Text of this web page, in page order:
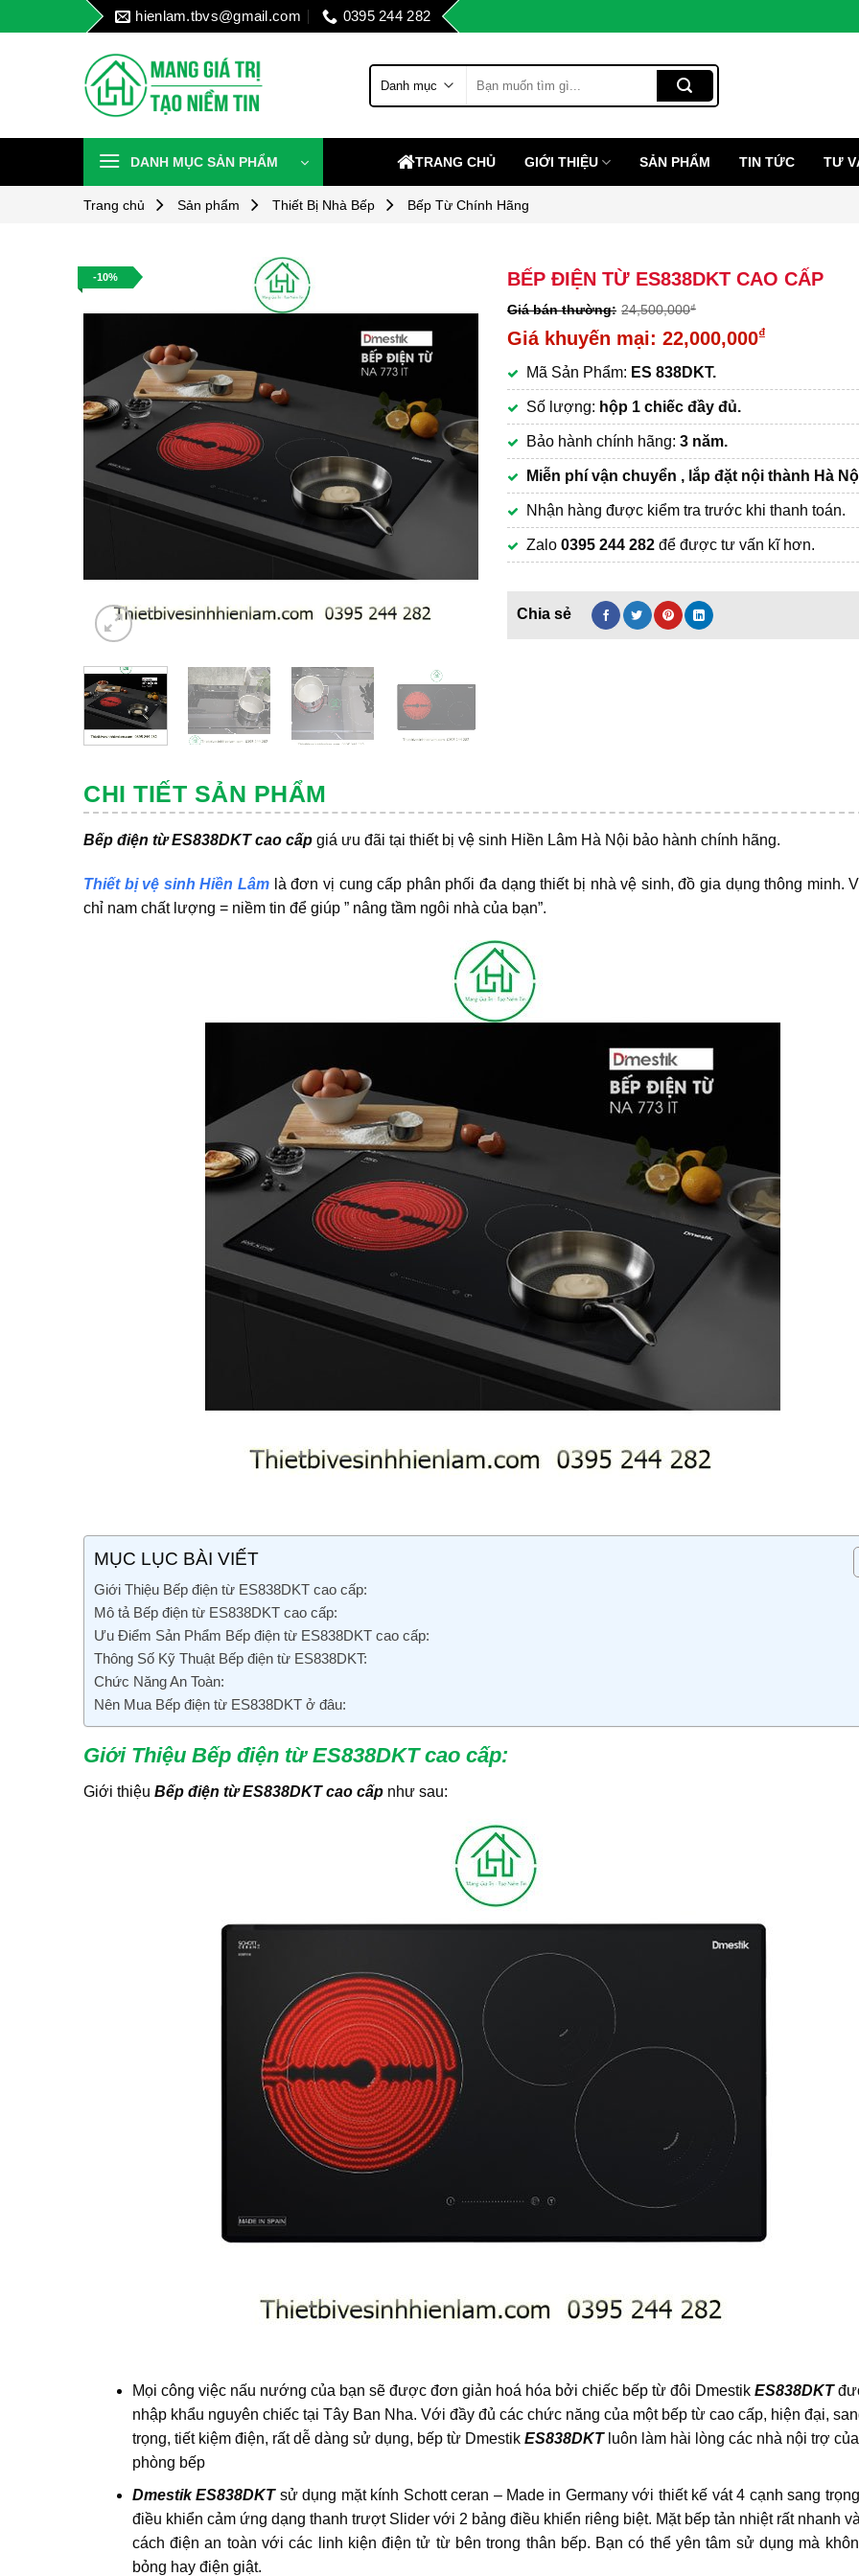
to
hienlam.tbvs@gmail.com 0395 244 282
kiếm:
DANH MỤC SẢN PHẨM TRANG CHỦ GIỚI THIỆU SẢN PHẨM TIN TỨC TƯ
Trang chủ Sản phẩm Thiết Bị Nhà Bếp Bếp Từ Chính Hãng
-10% BẾP ĐIỆN TỪ ES838DKT CAO CẤP
24,500,000₫
Giá
là:
24,500,000₫.
22,000,000₫
hiện
tại
là:
22,000,000₫.
Mã Sản Phẩm: ES 838DKT.
Số lượng: hộp 1 chiếc đầy đủ.
Bảo hành chính hãng:3 năm.
Miễn phí vận chuyển , lắp đặt nội thành Hà
Nhận hàng được kiểm tra trước khi thanh toán.
Zalo0395 244 282 để được tư vấn kĩ hơn.
CHI TIẾT SẢN PHẨM
Bếp điện từ ES838DKT cao cấp giá ưu đãi tại thiết bị vệ sinh Hiền Lâm Hà Nội bảo hành chính hãng.
Thiết bị vệ sinh Hiền Lâm là đơn vị cung cấp phân phối đa dạng thiết bị nhà vệ sinh, đồ gia dụng thông minh.
chỉ nam chất lượng = niềm tin để giúp ” nâng tầm ngôi nhà của bạn”.
MỤC LỤC BÀI VIẾT
Giới Thiệu Bếp điện từ ES838DKT cao cấp:
Mô tả Bếp điện từ ES838DKT cao cấp:
Ưu Điểm Sản Phẩm Bếp điện từ ES838DKT cao cấp:
Thông Số Kỹ Thuật Bếp điện từ ES838DKT:
Chức Năng An Toàn:
Nên Mua Bếp điện từ ES838DKT ở đâu:
Giới Thiệu Bếp điện từ ES838DKT cao cấp:
Giới thiệu Bếp điện từ ES838DKT cao cấp như sau:
Mọi công việc nấu nướng của bạn sẽ được đơn giản hoá hóa bởi chiếc bếp từ đôi Dmestik ES838DKT
nhập khẩu nguyên chiếc tại Tây Ban Nha. Với đầy đủ các chức năng của một bếp từ cao cấp, hiện đại,
trọng, tiết kiệm điện, rất dễ dàng sử dụng, bếp từ Dmestik ES838DKTluôn làm hài lòng các nhà nội trợ
phòng bếp
Dmestik ES838DKTsử dụng mặt kính Schott ceran – Made in Germany với thiết kế vát 4 cạnh sang trọng
điều khiển cảm ứng dạng thanh trượt Slider với 2 bảng điều khiển riêng biệt. Mặt bếp tản nhiệt rất nhanh
cách điện an toàn với các linh kiện điện tử từ bên trong thân bếp. Bạn có thể yên tâm sử dụng mà
bỏng hay điện giật.